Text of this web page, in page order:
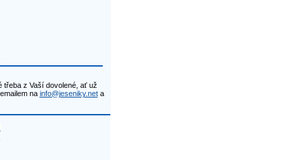
třeba z Vaší dovolené, ať už
na info@jeseniky.neta